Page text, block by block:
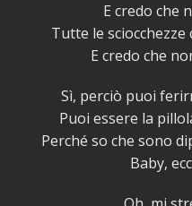
E credo che
Tutte le
E credo che
Sì, perciò puoi
Puoi essere la
Perché so che sono
Baby,